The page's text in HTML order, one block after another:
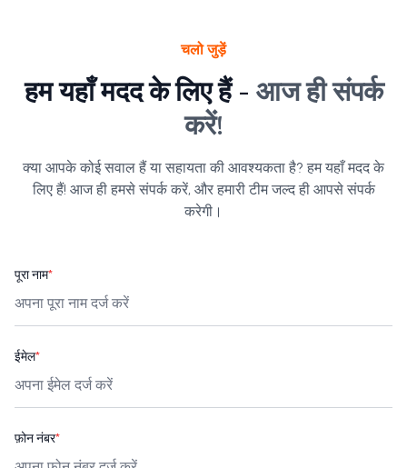
चलो जुड़ें
हम यहाँ मदद के लिए हैं - आज ही संपर्क
करें!
क्या आपके कोई सवाल हैं या सहायता की आवश्यकता है? हम यहाँ मदद के
लिए हैं! आज ही हमसे संपर्क करें, और हमारी टीम जल्द ही आपसे संपर्क
करेगी।
पूरा नाम*
ईमेल*
फ़ोन नंबर*